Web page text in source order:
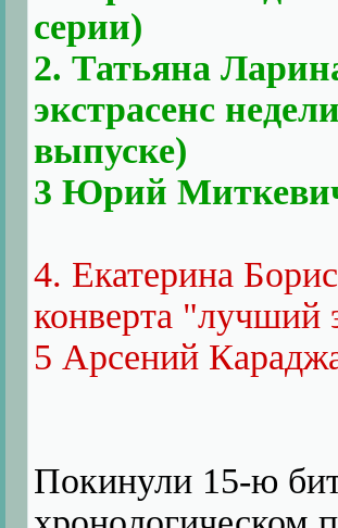
серии)
2. Татьяна
экстрасенс
выпуске)
3 Юрий
4. Екатерина
конверта "лучший
5 Арсений
Покинули 15-ю